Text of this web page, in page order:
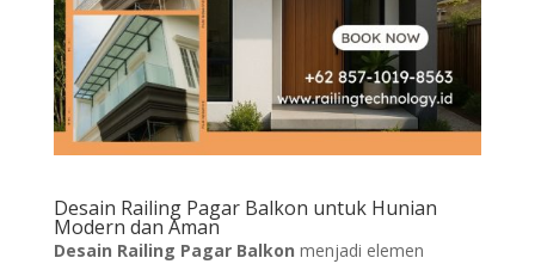
Desain Railing Pagar Balkon untuk Hunian
Modern dan Aman
Desain Railing Pagar Balkon menjadi elemen